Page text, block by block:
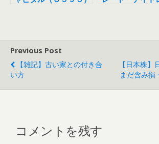
Previous Post
【雑記】古い家との付き合
い方
【日本株
まだ含み損
コメントを残す